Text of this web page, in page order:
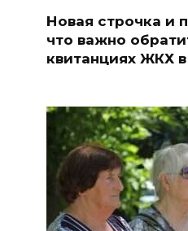
Новая строчка и
что важно
квитанциях ЖКХ в